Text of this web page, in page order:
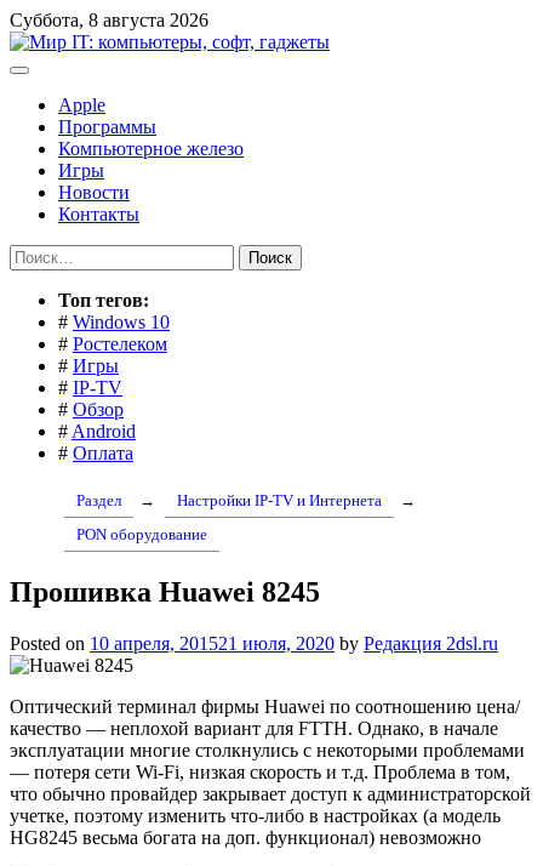
Перейти
к
содержимому
Суббота, 8 августа 2026
Apple
Программы
Компьютерное железо
Игры
Новости
Контакты
Найти:
Toп тегов:
# Windows 10
# Ростелеком
# Игры
# IP-TV
# Обзор
# Android
# Оплата
Раздел → Настройки IP-TV и Интернета
→
PON оборудование
Прошивка Huawei 8245
Posted on 10 апреля, 201521 июля, 2020 by Редакция 2dsl.ru
Оптический терминал фирмы Huawei по соотношению цена/
качество — неплохой вариант для FTTH. Однако, в начале
эксплуатации многие столкнулись с некоторыми проблемами
— потеря сети Wi-Fi, низкая скорость и т.д. Проблема в том,
что обычно провайдер закрывает доступ к администраторской
учетке, поэтому изменить что-либо в настройках (а модель
HG8245 весьма богата на доп. функционал) невозможно